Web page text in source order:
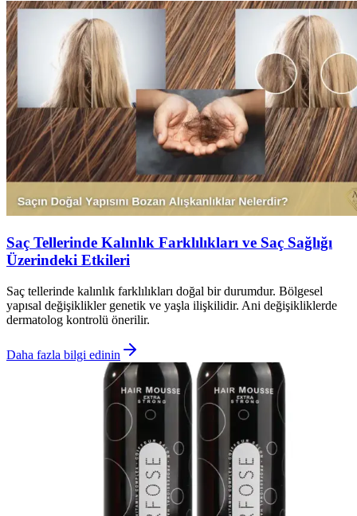
Saç Tellerinde Kalınlık Farklılıkları ve Saç Sağlığı
Üzerindeki Etkileri
Saç tellerinde kalınlık farklılıkları doğal bir durumdur. Bölgesel
yapısal değişiklikler genetik ve yaşla ilişkilidir. Ani değişikliklerde
dermatolog kontrolü önerilir.
Daha fazla bilgi edinin